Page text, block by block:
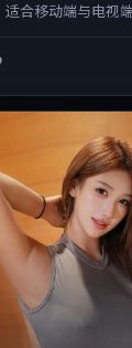
适合移动端与电视